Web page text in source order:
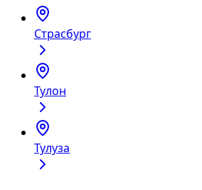
Страсбург
Тулон
Тулуза